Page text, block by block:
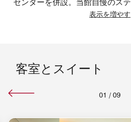
センターを併設。当館自慢のス
表示を増やす
客室とスイート
01 / 09